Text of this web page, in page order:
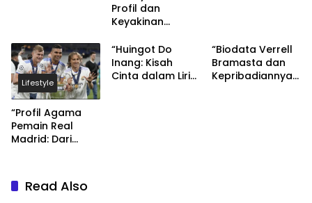
Profil dan
Keyakinan
Lifestyle
“Profil Agama
Pemain Real
Madrid: Dari
Karim Benzema”
“Huingot Do
Inang: Kisah
Cinta dalam Lirik
“Biodata Verrell
Bramasta dan
Kepribadiannya
Read Also